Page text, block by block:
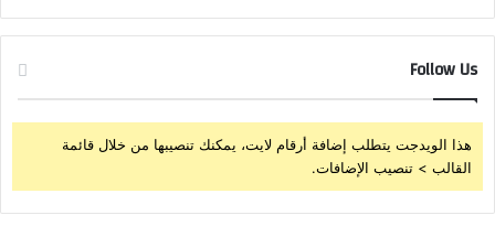
Follow Us
هذا الويدجت يتطلب إضافة أرقام لايت، يمكنك تنصيبها من خلال قائمة
القالب > تنصيب الإضافات.